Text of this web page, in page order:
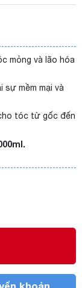
mỏng và lão hóa
sự mềm mại và
tóc từ gốc đến